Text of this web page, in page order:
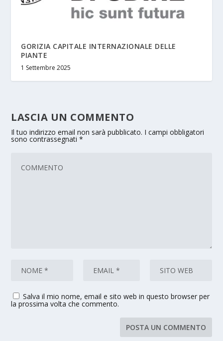
GORIZIA CAPITALE INTERNAZIONALE DELLE
PIANTE
1 Settembre 2025
LASCIA UN COMMENTO
Il tuo indirizzo email non sarà pubblicato. I campi obbligatori
sono contrassegnati*
Salva il mio nome, email e sito web in questo browser per
la prossima volta che commento.